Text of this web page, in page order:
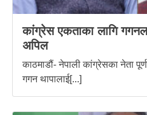
कांग्रेस एकताका लागि
अपिल
काठमाडौं- नेपाली कांग्रेसका नेता
गगन थापालाई[...]